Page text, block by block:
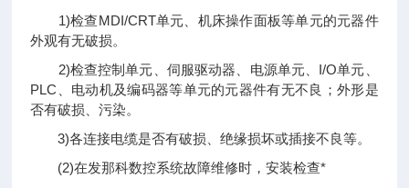
1)检查MDI/CRT单元、机床操作面板等单元的元器件
外观有无破损。
2)检查控制单元、伺服驱动器、电源单元、I/O单元、
PLC、电动机及编码器等单元的元器件有无不良；外形是
否有破损、污染。
3)各连接电缆是否有破损、绝缘损坏或插接不良等。
(2)在发那科数控系统故障维修时，安装检查*